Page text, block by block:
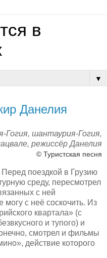
в
▼
Данелия
Гогия, шантаурия-Гогия,
режиссёр Данелия
© Туристская песня
поездкой в Грузию
среду, пересмотрел
с ней
могу с неё соскочить. Из
квартала» (с
и тупого) и
смотрел и фильмы
действие которого